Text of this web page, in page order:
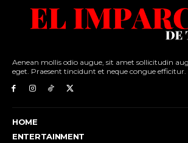
Aenean mollis odio augue, sit amet sollicitudin
eget. Praesent tincidunt et neque congue efficitur.
HOME
ENTERTAINMENT